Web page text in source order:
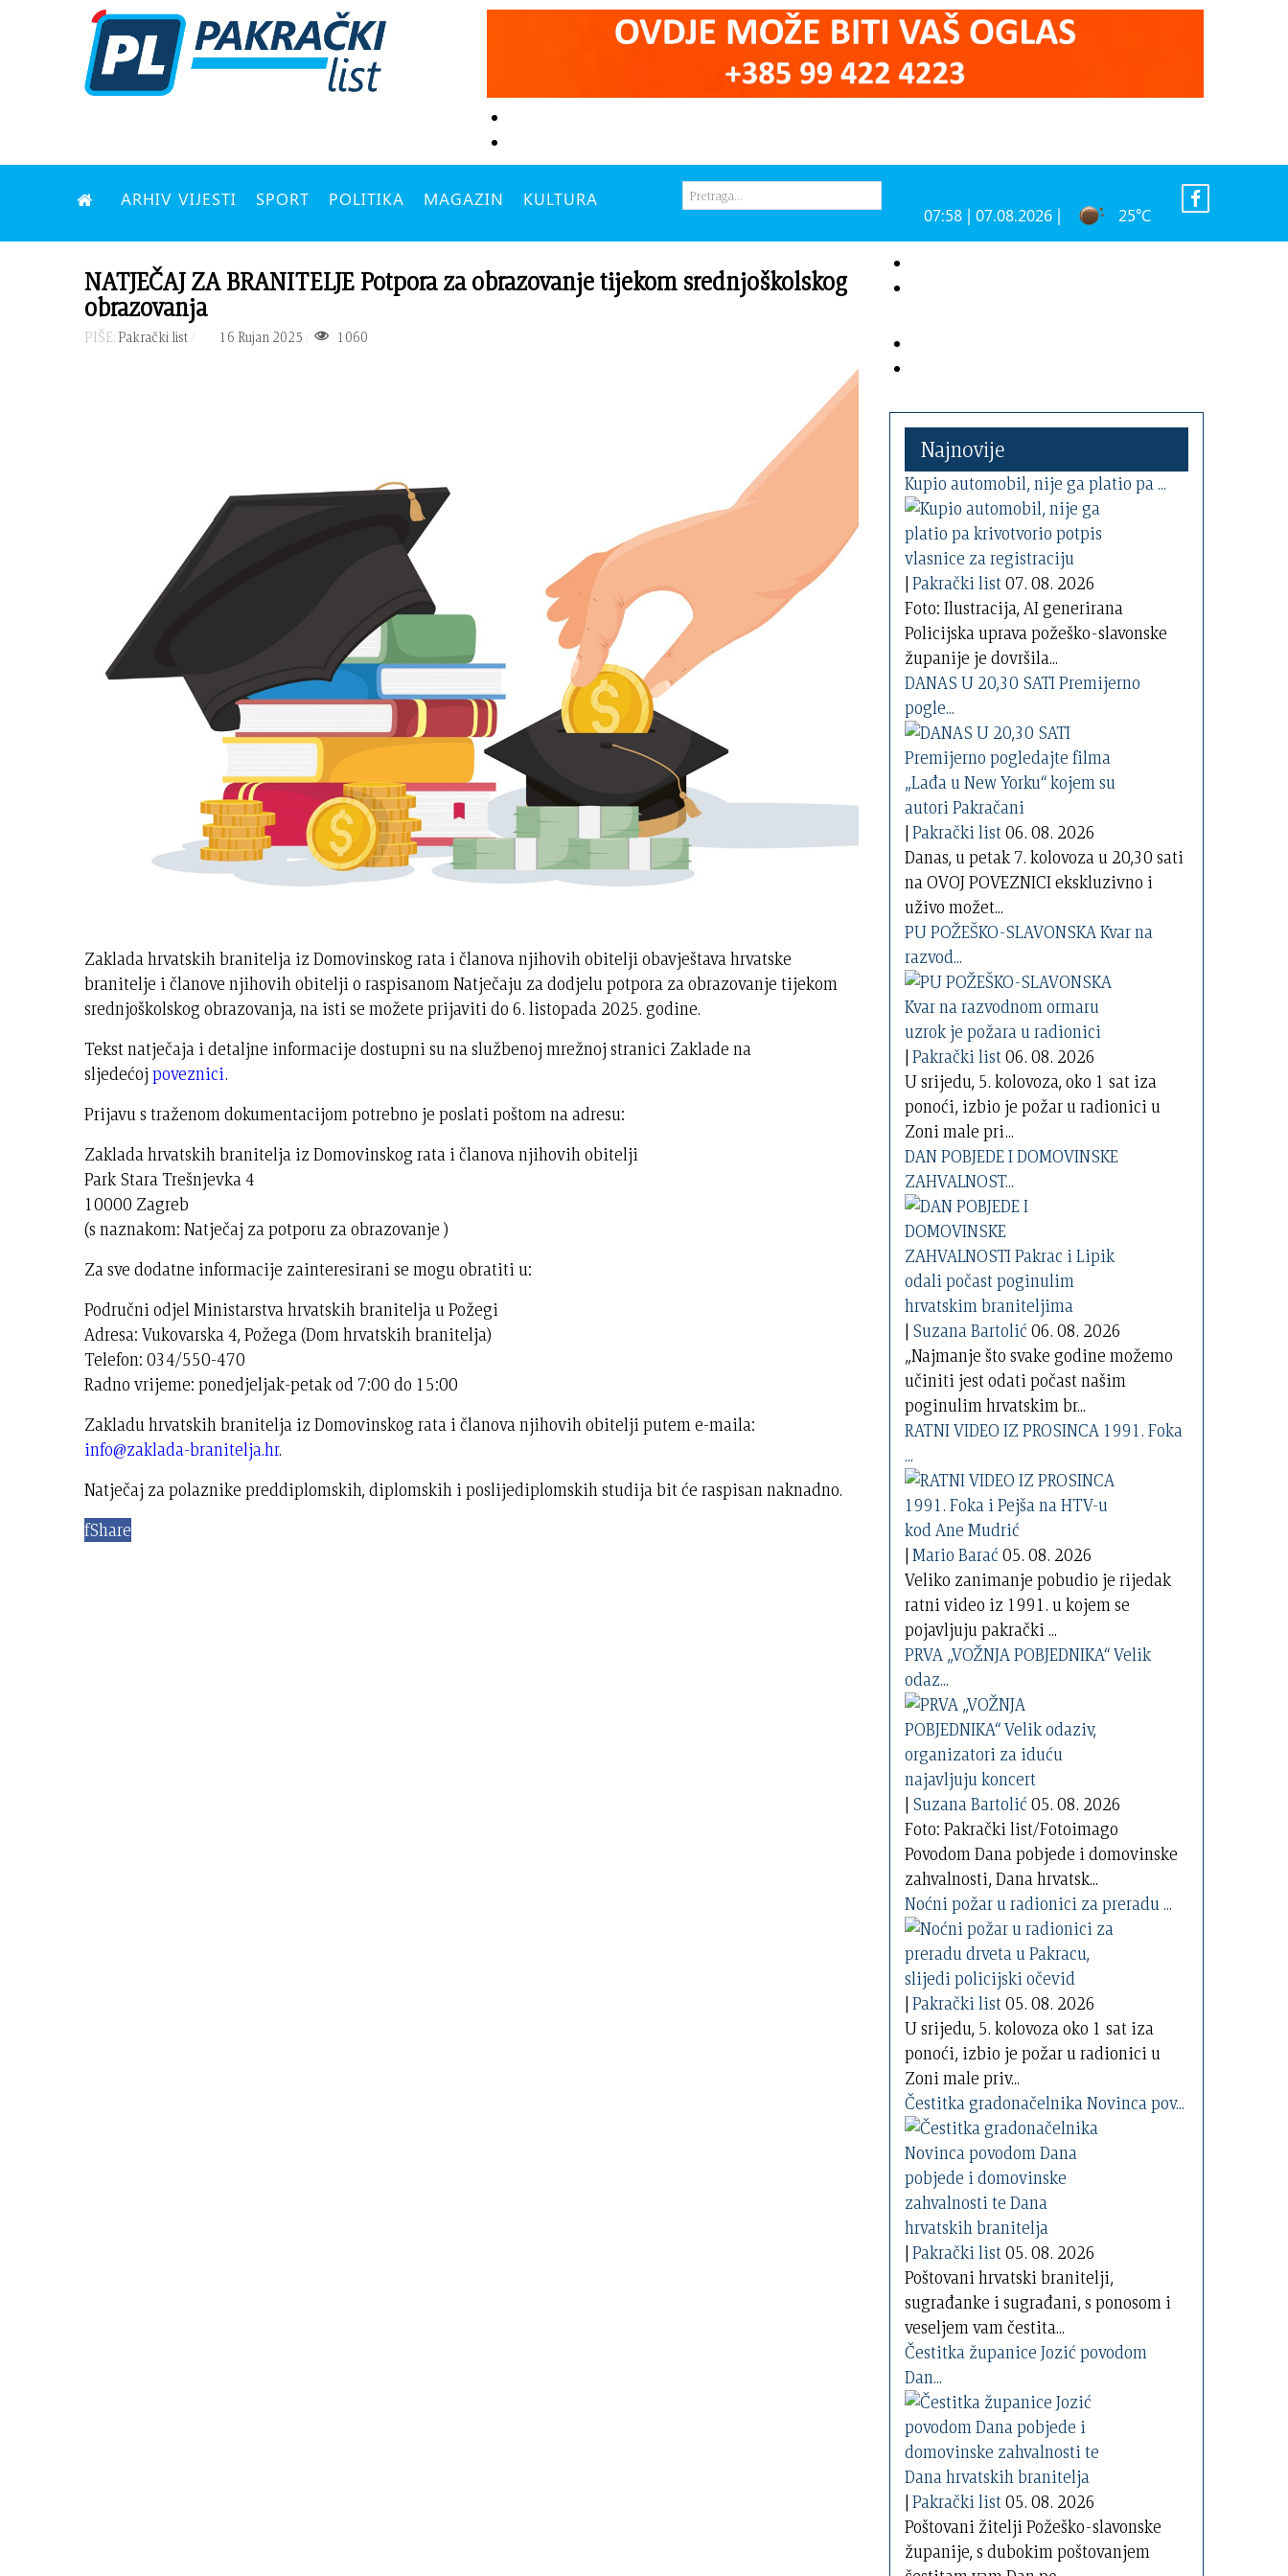
ARHIV VIJESTI SPORT POLITIKA MAGAZIN KULTURA
07:58 | 07.08.2026 | 25°C
NATJEČAJ ZA BRANITELJE Potpora za obrazovanje tijekom srednjoškolskog
obrazovanja
PIŠE: Pakrački list 16 Rujan 2025 1060
Zaklada hrvatskih branitelja iz Domovinskog rata i članova njihovih obitelji obavještava hrvatske
branitelje i članove njihovih obitelji o raspisanom Natječaju za dodjelu potpora za obrazovanje tijekom
srednjoškolskog obrazovanja, na isti se možete prijaviti do 6. listopada 2025. godine.
Tekst natječaja i detaljne informacije dostupni su na službenoj mrežnoj stranici Zaklade na
sljedećoj poveznici.
Prijavu s traženom dokumentacijom potrebno je poslati poštom na adresu:
Zaklada hrvatskih branitelja iz Domovinskog rata i članova njihovih obitelji
Park Stara Trešnjevka 4
10000 Zagreb
(s naznakom: Natječaj za potporu za obrazovanje )
Za sve dodatne informacije zainteresirani se mogu obratiti u:
Područni odjel Ministarstva hrvatskih branitelja u Požegi
Adresa: Vukovarska 4, Požega (Dom hrvatskih branitelja)
Telefon: 034/550-470
Radno vrijeme: ponedjeljak-petak od 7:00 do 15:00
Zakladu hrvatskih branitelja iz Domovinskog rata i članova njihovih obitelji putem e-maila:
info@zaklada-branitelja.hr.
Natječaj za polaznike preddiplomskih, diplomskih i poslijediplomskih studija bit će raspisan naknadno.
fShare
Najnovije
Kupio automobil, nije ga platio pa ...
|Pakrački list07. 08. 2026
Foto: Ilustracija, AI generirana
Policijska uprava požeško-slavonske
županije je dovršila...
DANAS U 20,30 SATI Premijerno
pogle...
|Pakrački list06. 08. 2026
Danas, u petak 7. kolovoza u 20,30 sati
na OVOJ POVEZNICI ekskluzivno i
uživo možet...
PU POŽEŠKO-SLAVONSKA Kvar na
razvod...
|Pakrački list06. 08. 2026
U srijedu, 5. kolovoza, oko 1 sat iza
ponoći, izbio je požar u radionici u
Zoni male pri...
DAN POBJEDE I DOMOVINSKE
ZAHVALNOST...
| Suzana Bartolić 06. 08. 2026
„Najmanje što svake godine možemo
učiniti jest odati počast našim
poginulim hrvatskim br...
RATNI VIDEO IZ PROSINCA 1991. Foka
...
|Mario Barać 05. 08. 2026
Veliko zanimanje pobudio je rijedak
ratni video iz 1991. u kojem se
pojavljuju pakrački ...
PRVA „VOŽNJA POBJEDNIKA“ Velik
odaz...
| Suzana Bartolić 05. 08. 2026
Foto: Pakrački list/Fotoimago
Povodom Dana pobjede i domovinske
zahvalnosti, Dana hrvatsk...
Noćni požar u radionici za preradu ...
|Pakrački list05. 08. 2026
U srijedu, 5. kolovoza oko 1 sat iza
ponoći, izbio je požar u radionici u
Zoni male priv...
Čestitka gradonačelnika Novinca pov...
|Pakrački list05. 08. 2026
Poštovani hrvatski branitelji,
sugrađanke i sugrađani, s ponosom i
veseljem vam čestita...
Čestitka županice Jozić povodom
Dan...
|Pakrački list05. 08. 2026
Poštovani žitelji Požeško-slavonske
županije, s dubokim poštovanjem